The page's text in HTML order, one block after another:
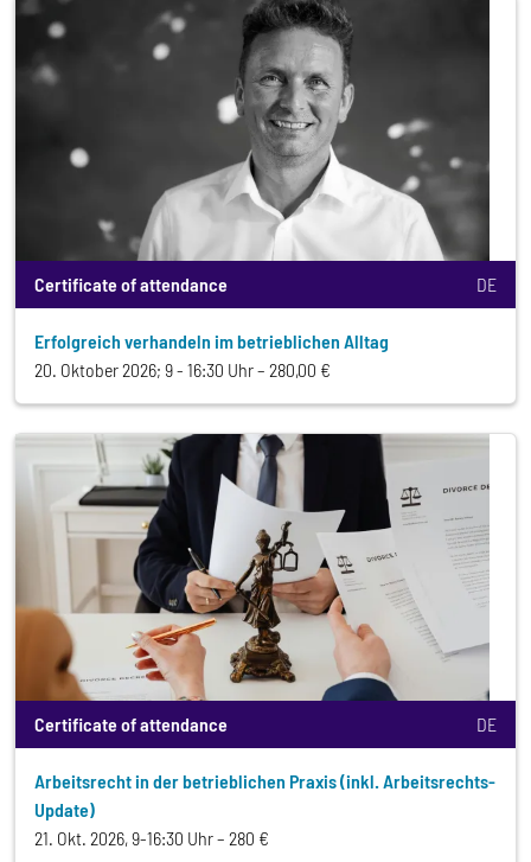
Certificate of attendance DE
Erfolgreich verhandeln im betrieblichen Alltag
20. Oktober 2026; 9 - 16:30 Uhr
280,00 €
Certificate of attendance DE
Arbeitsrecht in der betrieblichen Praxis (inkl. Arbeitsrechts-
Update)
21. Okt. 2026, 9-16:30 Uhr
280 €